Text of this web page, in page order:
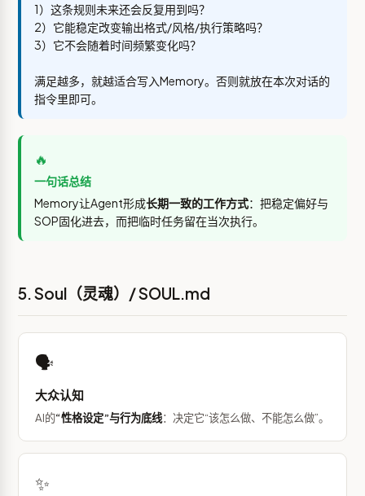
1）这条规则未来还会反复用到吗？
2）它能稳定改变输出格式/风格/执行策略吗？
3）它不会随着时间频繁变化吗？
满足越多，就越适合写入Memory。否则就放在本次对话的
指令里即可。
🔥
一句话总结
Memory让Agent形成长期一致的工作方式：把稳定偏好与
SOP固化进去，而把临时任务留在当次执行。
5. Soul（灵魂）/ SOUL.md
🗣️
大众认知
AI的“性格设定”与行为底线：决定它“该怎么做、不能怎么做”。
✨